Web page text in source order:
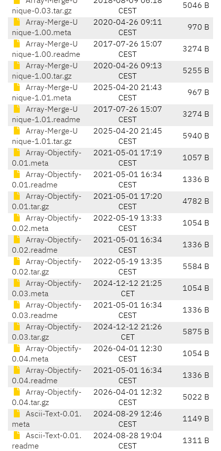
nique-0.03.tar.gz
CEST
5046 B
Array-Merge-U
nique-1.00.meta
2020-04-26 09:11
CEST
970 B
Array-Merge-U
nique-1.00.readme
2017-07-26 15:07
CEST
3274 B
Array-Merge-U
nique-1.00.tar.gz
2020-04-26 09:13
CEST
5255 B
Array-Merge-U
nique-1.01.meta
2025-04-20 21:43
CEST
967 B
Array-Merge-U
nique-1.01.readme
2017-07-26 15:07
CEST
3274 B
Array-Merge-U
nique-1.01.tar.gz
2025-04-20 21:45
CEST
5940 B
Array-Objectify-
0.01.meta
2021-05-01 17:19
CEST
1057 B
Array-Objectify-
0.01.readme
2021-05-01 16:34
CEST
1336 B
Array-Objectify-
0.01.tar.gz
2021-05-01 17:20
CEST
4782 B
Array-Objectify-
0.02.meta
2022-05-19 13:33
CEST
1054 B
Array-Objectify-
0.02.readme
2021-05-01 16:34
CEST
1336 B
Array-Objectify-
0.02.tar.gz
2022-05-19 13:35
CEST
5584 B
Array-Objectify-
0.03.meta
2024-12-12 21:25
CET
1054 B
Array-Objectify-
0.03.readme
2021-05-01 16:34
CEST
1336 B
Array-Objectify-
0.03.tar.gz
2024-12-12 21:26
CET
5875 B
Array-Objectify-
0.04.meta
2026-04-01 12:30
CEST
1054 B
Array-Objectify-
0.04.readme
2021-05-01 16:34
CEST
1336 B
Array-Objectify-
0.04.tar.gz
2026-04-01 12:32
CEST
5022 B
Ascii-Text-0.01.
meta
2024-08-29 12:46
CEST
1149 B
Ascii-Text-0.01.
readme
2024-08-28 19:04
CEST
1311 B